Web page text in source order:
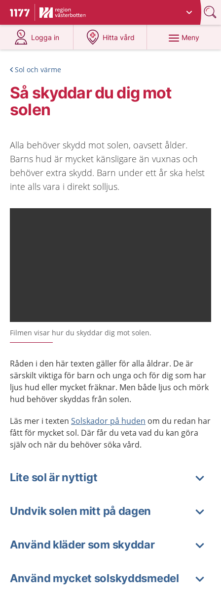
Till startsidan för 1177
Du har valt region
Logga in
på 1177.se
Hitta vård
på 1177.se
Meny
Sol och värme
Så skyddar du dig mot
solen
Alla behöver skydd mot solen, oavsett ålder.
Barns hud är mycket känsligare än vuxnas och
behöver extra skydd. Barn under ett år ska helst
inte alls vara i direkt solljus.
Filmen visar hur du skyddar dig mot solen.
Råden i den här texten gäller för alla åldrar. De är
särskilt viktiga för barn och unga och för dig som har
ljus hud eller mycket fräknar. Men både ljus och mörk
hud behöver skyddas från solen.
Läs mer i texten Solskador på huden om du redan har
fått för mycket sol. Där får du veta vad du kan göra
själv och när du behöver söka vård.
Lite sol är nyttigt
Undvik solen mitt på dagen
Använd kläder som skyddar
Använd mycket solskyddsmedel